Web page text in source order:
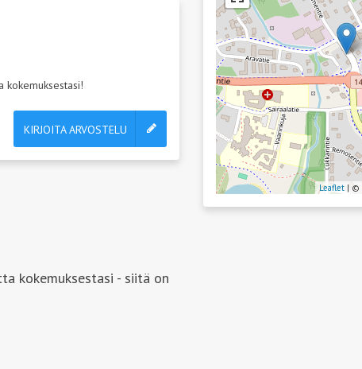
Leaflet | ©
kokemuksestasi!
KIRJOITA ARVOSTELU
kokemuksestasi - siitä on